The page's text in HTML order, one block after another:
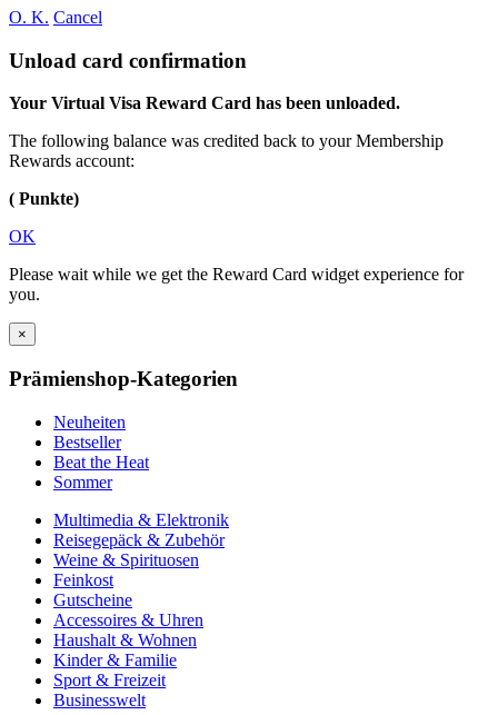
O. K. Cancel
Unload card confirmation
Your Virtual Visa Reward Card has been unloaded.
The following balance was credited back to your Membership
Rewards account:
( Punkte)
OK
Please wait while we get the Reward Card widget experience for
you.
×
Prämienshop-Kategorien
Neuheiten
Bestseller
Beat the Heat
Sommer
Multimedia & Elektronik
Reisegepäck & Zubehör
Weine & Spirituosen
Feinkost
Gutscheine
Accessoires & Uhren
Haushalt & Wohnen
Kinder & Familie
Sport & Freizeit
Businesswelt